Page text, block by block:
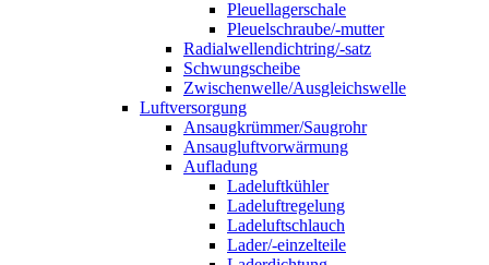
Pleuellagerschale
Pleuelschraube/-mutter
Radialwellendichtring/-satz
Schwungscheibe
Zwischenwelle/Ausgleichswelle
Luftversorgung
Ansaugkrümmer/Saugrohr
Ansaugluftvorwärmung
Aufladung
Ladeluftkühler
Ladeluftregelung
Ladeluftschlauch
Lader/-einzelteile